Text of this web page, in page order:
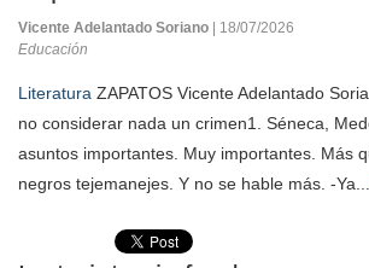
Vicente Adelantado Soriano
| 18/07/2026
Educación
Literatura ZAPATOS Vicente Adelantado
no considerar nada un crimen1. Séneca,
asuntos importantes. Muy importantes. Más
negros tejemanejes. Y no se hable más. -Ya...